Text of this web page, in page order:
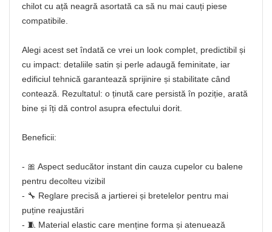
chilot cu ață neagră asortată ca să nu mai cauți piese
compatibile.
Alegi acest set îndată ce vrei un look complet, predictibil și
cu impact: detaliile satin și perle adaugă feminitate, iar
edificiul tehnică garantează sprijinire și stabilitate când
contează. Rezultatul: o ținută care persistă în poziție, arată
bine și îți dă control asupra efectului dorit.
Beneficii:
- 🎀 Aspect seducător instant din cauza cupelor cu balene
pentru decolteu vizibil
- 🔧 Reglare precisă a jartierei și bretelelor pentru mai
puține reajustări
- 🧵 Material elastic care menține forma și atenuează